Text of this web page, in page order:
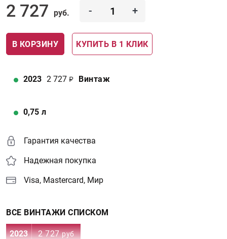
2 727 руб. - +
В КОРЗИНУ КУПИТЬ В 1 КЛИК
2023 2 727 Винтаж
0,75 л
Гарантия качества
Надежная покупка
Visa, Mastercard, Мир
ВСЕ ВИНТАЖИ СПИСКОМ
2023 2 727руб